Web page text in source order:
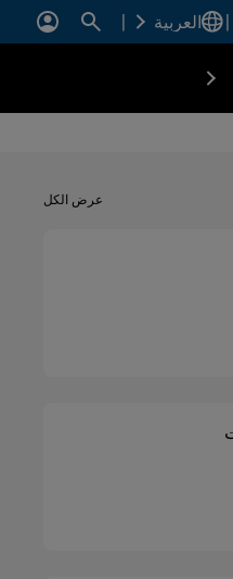
العربية
عرض الكل